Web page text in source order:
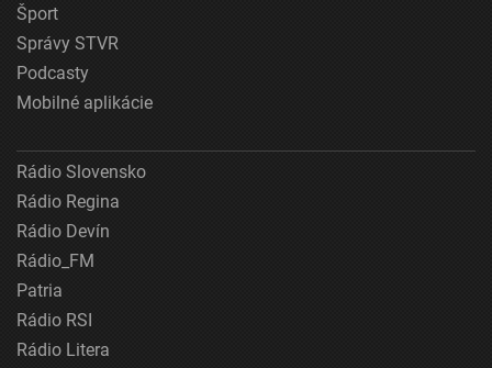
Šport
Správy STVR
Podcasty
Mobilné aplikácie
Rádio Slovensko
Rádio Regina
Rádio Devín
Rádio_FM
Patria
Rádio RSI
Rádio Litera